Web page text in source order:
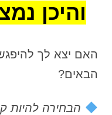
והיכן
האם יצא לך
הבאים?
הבחירה להיות